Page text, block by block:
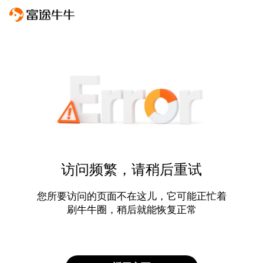
访问频繁，请稍后重试
您所要访问的页面不在这儿，它可能正忙着
刷牛牛圈，稍后就能恢复正常